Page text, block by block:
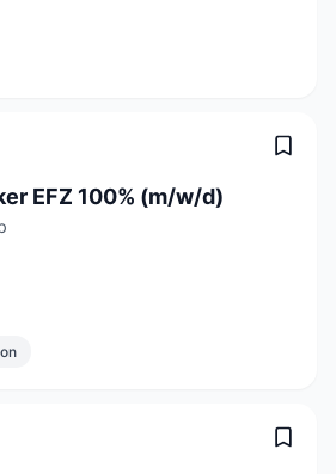
EFZ 100% (m/w/d)